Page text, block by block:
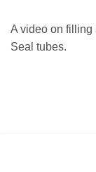
A video on filling
Seal tubes.